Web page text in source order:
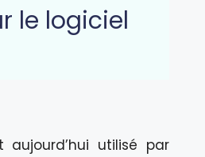
le logiciel
utilisé par